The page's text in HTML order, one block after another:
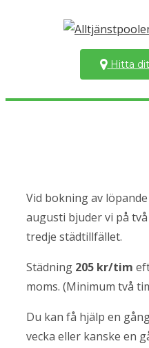
Hitta
Vid bokning av
augusti bjuder vi på
tredje städtillfället.
Städning 205 kr/tim
moms. (Minimum två
Du kan få hjälp en
vecka eller kanske en